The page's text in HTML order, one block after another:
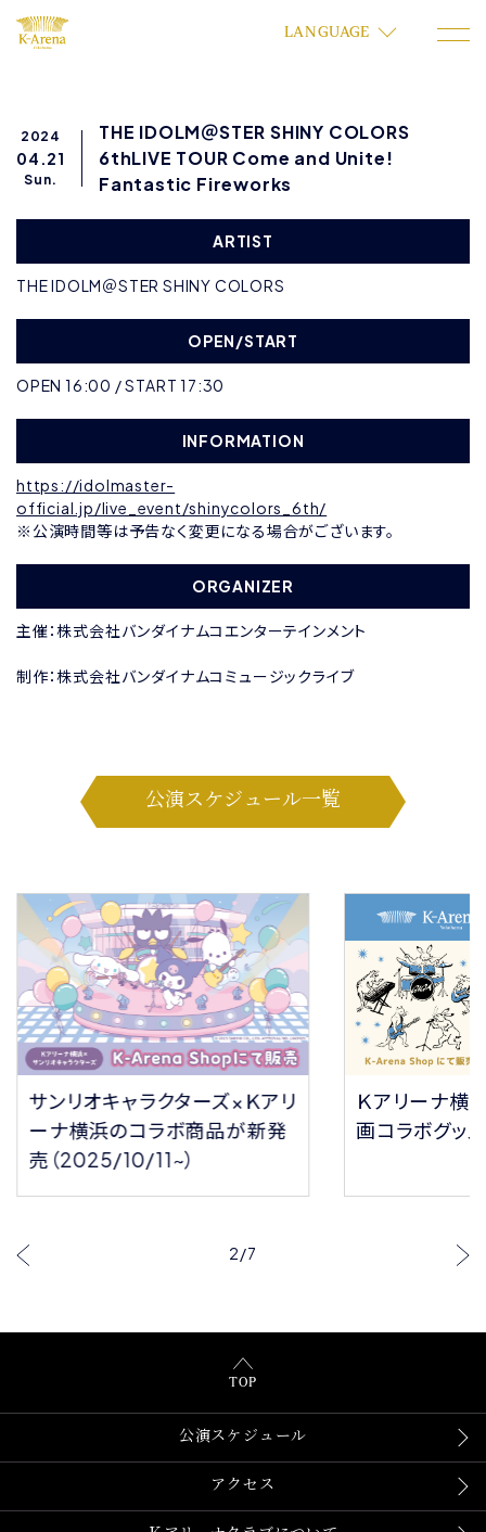
LANGUAGE
2024
04.21
Sun.
THE IDOLM＠STER SHINY COLORS
6thLIVE TOUR Come and Unite!
Fantastic Fireworks
ARTIST
THE IDOLM＠STER SHINY COLORS
OPEN/START
OPEN 16:00 / START 17:30
INFORMATION
https://idolmaster-
official.jp/live_event/shinycolors_6th/
※公演時間等は予告なく変更になる場合がございます。
ORGANIZER
主催：株式会社バンダイナムコエンターテインメント
制作：株式会社バンダイナムコミュージックライブ
公演スケジュール一覧
サンリオキャラクターズ×Ｋアリ
ーナ横浜のコラボ商品が新発
売（2025/10/11~）
Ｋアリーナ横
画コラボグッ
2/7
TOP
公演スケジュール
アクセス